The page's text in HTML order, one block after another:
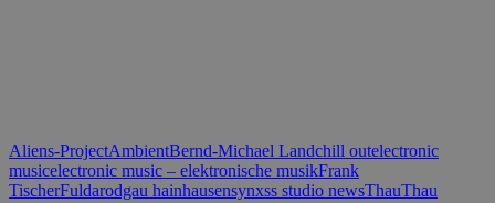
Aliens-ProjectAmbientBernd-Michael Landchill outelectronic
musicelectronic music – elektronische musikFrank
TischerFuldarodgau hainhausensynxss studio newsThauThau